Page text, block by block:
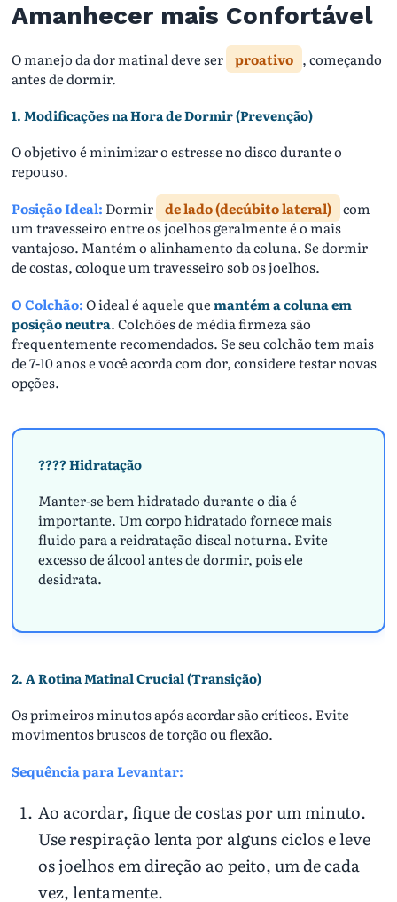
Amanhecer mais Confortável
O manejo da dor matinal deve ser proativo , começando
antes de dormir.
1. Modificações na Hora de Dormir (Prevenção)
O objetivo é minimizar o estresse no disco durante o
repouso.
Posição Ideal: Dormir de lado (decúbito lateral) com
um travesseiro entre os joelhos geralmente é o mais
vantajoso. Mantém o alinhamento da coluna. Se dormir
de costas, coloque um travesseiro sob os joelhos.
O Colchão:O ideal é aquele quemantém a coluna em
posição neutra. Colchões de média firmeza são
frequentemente recomendados. Se seu colchão tem mais
de 7-10 anos e você acorda com dor, considere testar novas
opções.
???? Hidratação
Manter-se bem hidratado durante o dia é
importante. Um corpo hidratado fornece mais
fluido para a reidratação discal noturna. Evite
excesso de álcool antes de dormir, pois ele
desidrata.
2. A Rotina Matinal Crucial (Transição)
Os primeiros minutos após acordar são críticos. Evite
movimentos bruscos de torção ou flexão.
Sequência para Levantar:
Ao acordar, fique de costas por um minuto.
Use respiração lenta por alguns ciclos e leve
os joelhos em direção ao peito, um de cada
vez, lentamente.